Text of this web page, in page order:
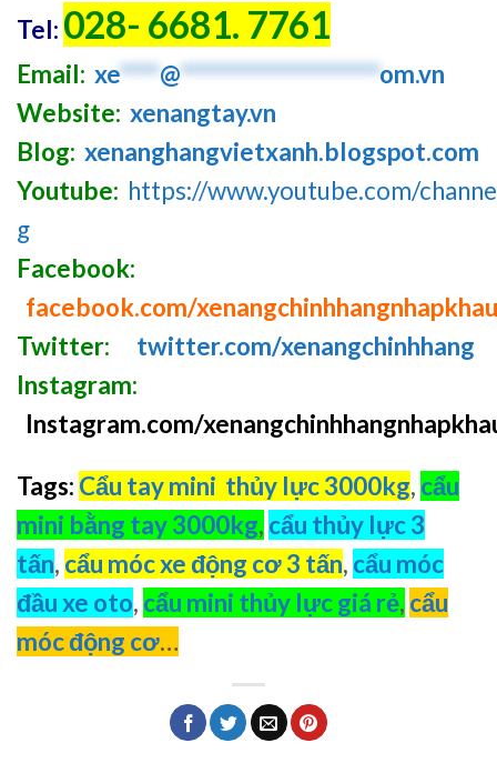
Tel: 028- 6681. 7761
Email: xe****@********************om.vn
Website: xenangtay.vn
Blog: xenanghangvietxanh.blogspot.com
Youtube: https://www.youtube.com/
g
Facebook:
facebook.com/xenangchinhhangnhapkhau
Twitter:
twitter.com/xenangchinhhang
Instagram:
Instagram.com/
Tags: Cẩu tay mini thủy lực 3000kg, cẩu
mini bằng tay 3000kg, cẩu thủy lực 3
tấn, cẩu móc xe động cơ 3 tấn, cẩu móc
đầu xe oto, cẩu mini thủy lực giá rẻ, cẩu
móc động cơ…